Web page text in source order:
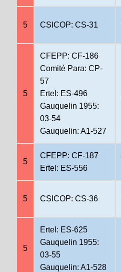
5 CSICOP: CS-31
5
CFEPP: CF-186
Comité Para: CP-
57
Ertel: ES-496
Gauquelin 1955:
03-54
Gauquelin: A1-527
5
CFEPP: CF-187
Ertel: ES-556
5 CSICOP: CS-36
5
Ertel: ES-625
Gauquelin 1955:
03-55
Gauquelin: A1-528